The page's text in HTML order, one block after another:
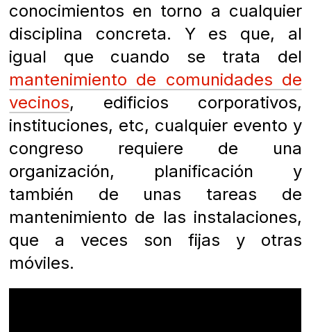
conocimientos en torno a cualquier
disciplina concreta. Y es que, al
igual que cuando se trata del
mantenimiento de comunidades de
vecinos, edificios corporativos,
instituciones, etc, cualquier evento y
congreso requiere de una
organización, planificación y
también de unas tareas de
mantenimiento de las instalaciones,
que a veces son fijas y otras
móviles.